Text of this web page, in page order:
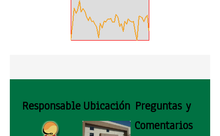
Responsable Ubicación Preguntas y
Comentarios